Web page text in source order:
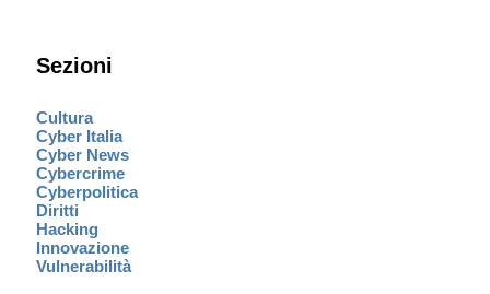
Sezioni
Cultura
Cyber Italia
Cyber News
Cybercrime
Cyberpolitica
Diritti
Hacking
Innovazione
Vulnerabilità